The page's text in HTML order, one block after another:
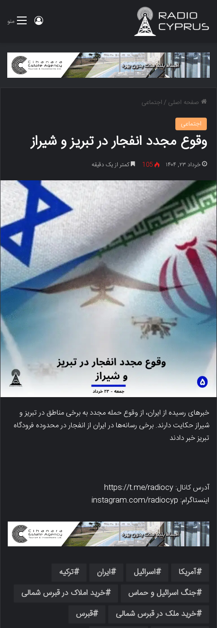
منو ورود
صفحه اصلی /اجتماعی
اجتماعی
وقوع مجدد انفجار در تبریز و شیراز
خرداد ۲۳, ۱۴۰۴ 105 کمتر از یک دقیقه
خبرهای رسیده از ایران، از وقوع حمله مجدد به برخی مناطق در تبریز و
شیراز حکایت دارند. برخی رسانه‌ها در ایران از انفجار در محدوده فرودگاه
تبریز خبر دادند
آدرس کانال: https://t.me/radiocy
اینستاگرام: instagram.com/radiocyp
آمریکا اسرائیل ایران
ترکیه
جنگ اسرائیل و حماس
خرید املاک در قبرس شمالی
خرید ملک در قبرس شمالی
قبرس